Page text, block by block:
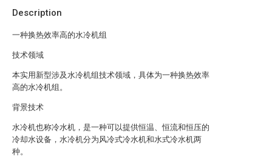
Description
一种换热效率高的水冷机组
技术领域
本实用新型涉及水冷机组技术领域，具体为一种换热效率
高的水冷机组。
背景技术
水冷机也称冷水机，是一种可以提供恒温、恒流和恒压的
冷却水设备，水冷机分为风冷式冷水机和水式冷水机两
种。